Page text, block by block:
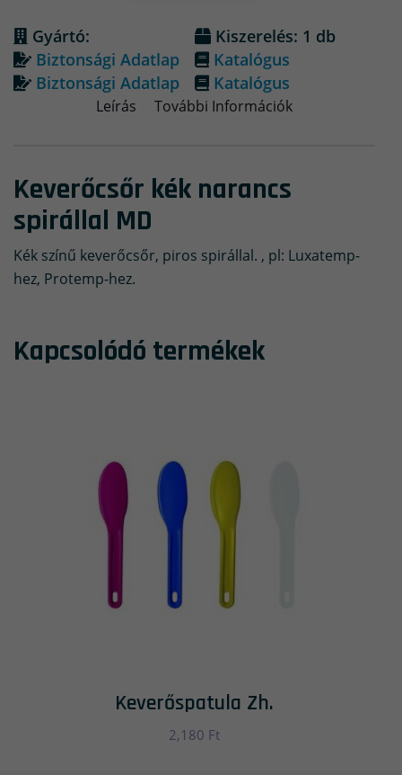
Gyártó:
Kiszerelés: 1 db
Biztonsági Adatlap
Katalógus
Biztonsági Adatlap
Katalógus
Leírás További Információk
Keverőcsőr kék narancs
spirállal MD
Kék színű keverőcsőr, piros spirállal. , pl: Luxatemp-
hez, Protemp-hez.
Kapcsolódó termékek
Keverőspatula Zh.
2,180 Ft